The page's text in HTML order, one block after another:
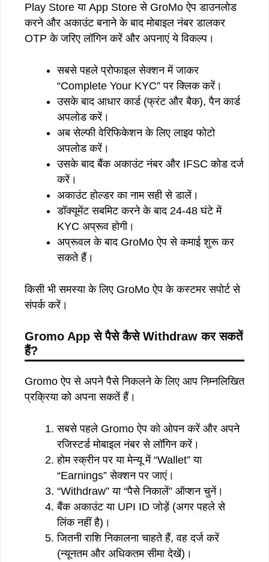
Play Store या App Store से GroMo ऐप डाउनलोड
करने और अकाउंट बनाने के बाद मोबाइल नंबर डालकर
OTP के जरिए लॉगिन करें और अपनाएं ये विकल्प।
सबसे पहले प्रोफाइल सेक्शन में जाकर
“Complete Your KYC” पर क्लिक करें।
उसके बाद आधार कार्ड (फ्रंट और बैक), पैन कार्ड
अपलोड करें।
अब सेल्फी वेरिफिकेशन के लिए लाइव फोटो
अपलोड करें।
उसके बाद बैंक अकाउंट नंबर और IFSC कोड दर्ज
करें।
अकाउंट होल्डर का नाम सही से डालें।
डॉक्यूमेंट सबमिट करने के बाद 24-48 घंटे में
KYC अप्रूव होगी।
अप्रूवल के बाद GroMo ऐप से कमाई शुरू कर
सकते हैं।
किसी भी समस्या के लिए GroMo ऐप के कस्टमर सपोर्ट से
संपर्क करें।
Gromo Appसे पैसे कैसेWithdrawकर सकतें
हैं?
Gromo ऐप से अपने पैसे निकलने के लिए आप निम्नलिखित
प्रक्रिया को अपना सकतें हैं।
सबसे पहले Gromo ऐप को ओपन करें और अपने
रजिस्टर्ड मोबाइल नंबर से लॉगिन करें।
होम स्क्रीन पर या मेन्यू में “Wallet” या
“Earnings” सेक्शन पर जाएं।
“Withdraw” या “पैसे निकालें” ऑप्शन चुनें।
बैंक अकाउंट या UPI ID जोड़ें (अगर पहले से
लिंक नहीं है)।
जितनी राशि निकालना चाहते हैं, वह दर्ज करें
(न्यूनतम और अधिकतम सीमा देखें)।